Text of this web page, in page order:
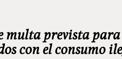
multa prevista
con el consumo